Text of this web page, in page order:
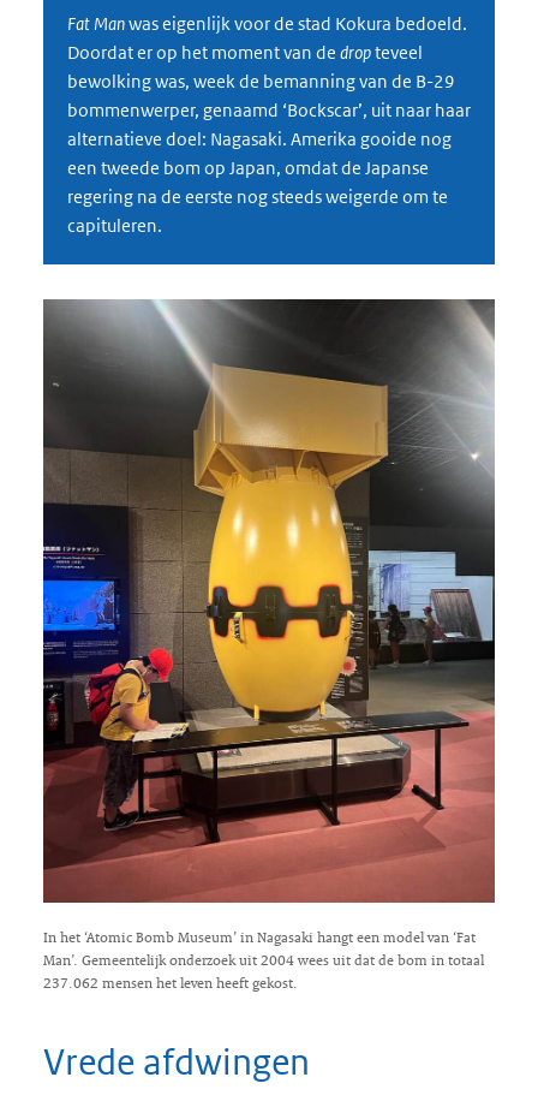
Fat Manwas eigenlijk voor de stad Kokura bedoeld.
Doordat er op het moment van de dropteveel
bewolking was, week de bemanning van de B-29
bommenwerper, genaamd ‘Bockscar’, uit naar haar
alternatieve doel: Nagasaki. Amerika gooide nog
een tweede bom op Japan, omdat de Japanse
regering na de eerste nog steeds weigerde om te
capituleren.
In het ‘Atomic Bomb Museum’ in Nagasaki hangt een model van ‘Fat
Man’. Gemeentelijk onderzoek uit 2004 wees uit dat de bom in totaal
237.062 mensen het leven heeft gekost.
Vrede afdwingen